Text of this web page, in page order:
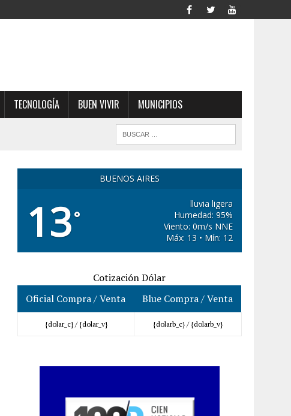
TECNOLOGÍA BUEN VIVIR MUNICIPIOS
BUENOS AIRES
13°
lluvia ligera
Humedad: 95%
Viento: 0m/s NNE
Máx: 13 • Mín: 12
Cotización Dólar
Oficial Compra / Venta
Blue Compra / Venta
{dolar_c} / {dolar_v} {dolarb_c} / {dolarb_v}